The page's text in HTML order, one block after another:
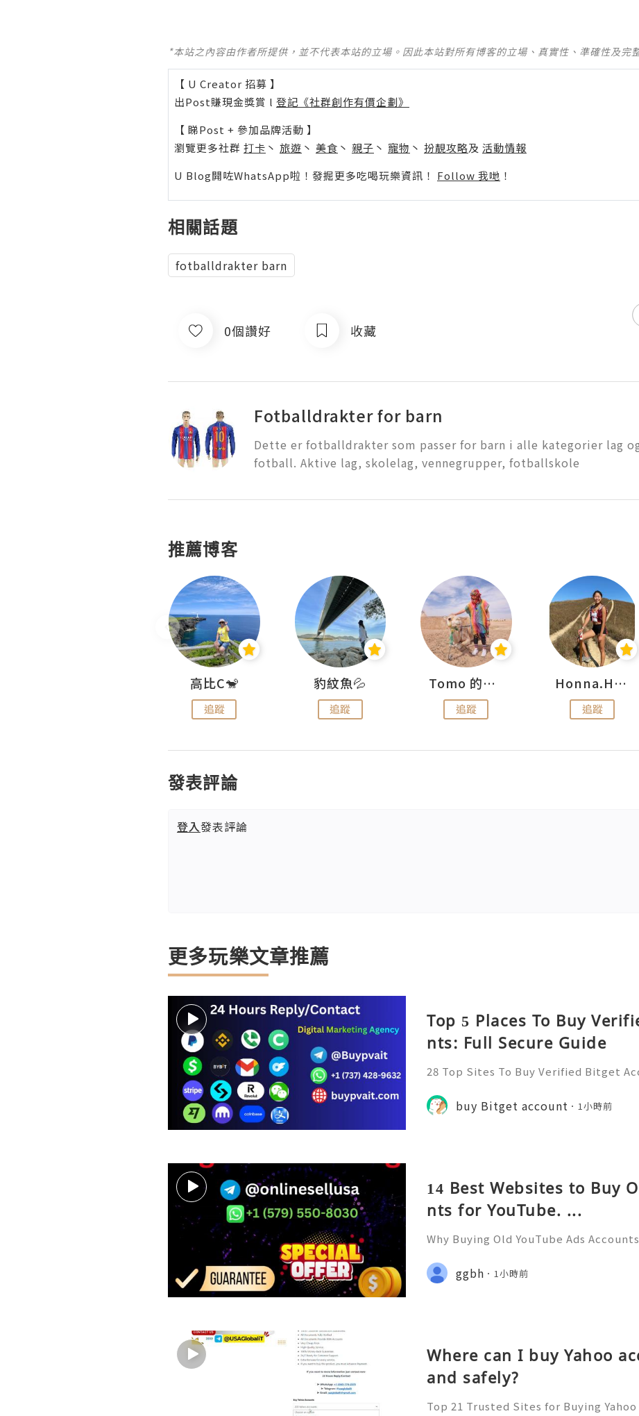
*本站之內容由作者所提供，並不代表本站的立場。因此本站對所有博客的立場、真實性、準確性及完
【 U Creator 招募 】
出Post賺現金獎賞 l 登記《社群創作有價企劃》
【 睇Post + 參加品牌活動 】
瀏覽更多社群 打卡 丶 旅遊 丶 美食 丶 親子 丶 寵物 丶 扮靚攻略及 活動情報
U Blog開咗WhatsApp啦！發掘更多吃喝玩樂資訊！ Follow 我哋 ！
相關話題
fotballdrakter barn
0個讚好 收藏
Fotballdrakter for barn
Dette er fotballdrakter som passer for barn i alle kategorier lag
fotball. Aktive lag, skolelag, vennegrupper, fotballskole
推薦博客
高比C🐒
追蹤
豹紋魚💦
追蹤
Tomo 的快樂宇宙
追蹤
Honna.H 出走
追蹤
發表評論
登入發表評論
更多玩樂文章推薦
Top 5 Places To Buy
nts: Full Secure Guide
28 Top Sites To Buy Verified Bitget
ape of cryptocurrency, only to feel
icacies of managing a Bi
buy Bitget account 1小時前
14 Best Websites to Buy
nts for YouTube. ...
Why Buying Old YouTube Ads
Support 24/7 🚀📡💬📱🛸👑 Telegram
👨‍💻🎙️🔥👑 Discord ➜ Account Service
ggbh 1小時前
Where can I buy Yahoo
and safely?
Top 21 Trusted Sites for Buying